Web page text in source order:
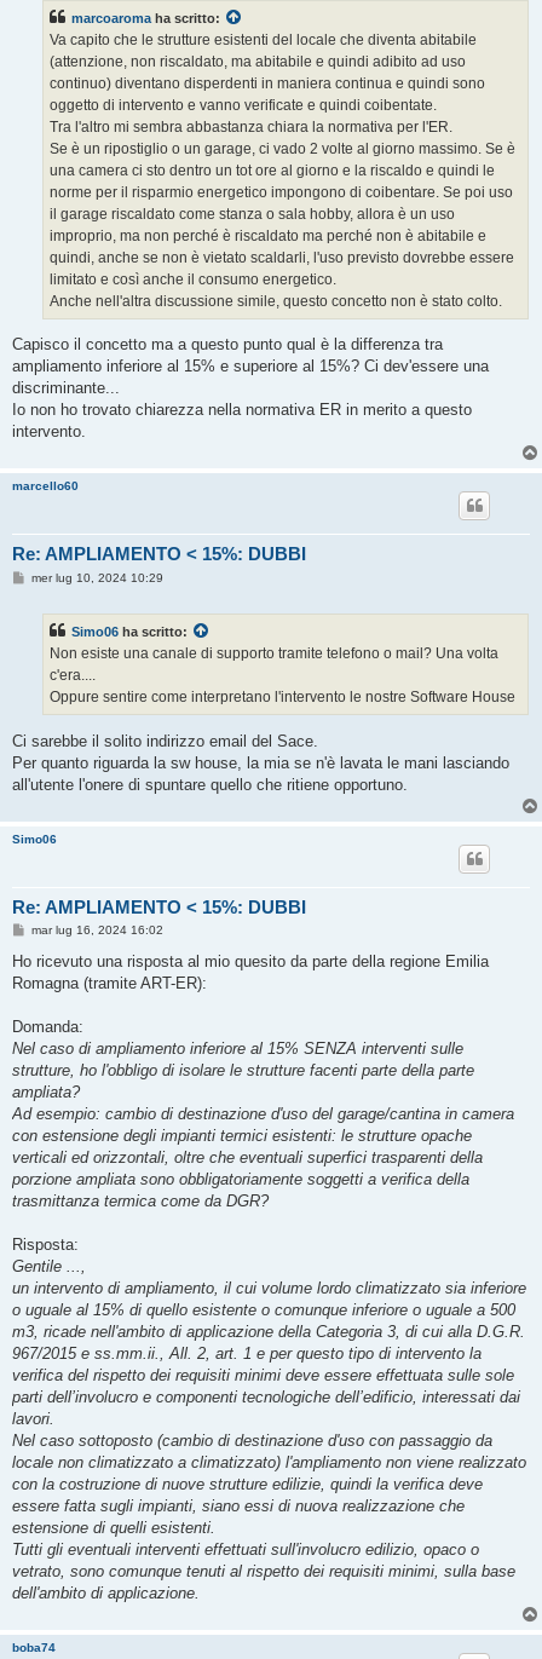
marcoaroma ha scritto:
Va capito che le strutture esistenti del locale che diventa abitabile
(attenzione, non riscaldato, ma abitabile e quindi adibito ad uso
continuo) diventano disperdenti in maniera continua e quindi sono
oggetto di intervento e vanno verificate e quindi coibentate.
Tra l'altro mi sembra abbastanza chiara la normativa per l'ER.
Se è un ripostiglio o un garage, ci vado 2 volte al giorno massimo. Se è
una camera ci sto dentro un tot ore al giorno e la riscaldo e quindi le
norme per il risparmio energetico impongono di coibentare. Se poi uso
il garage riscaldato come stanza o sala hobby, allora è un uso
improprio, ma non perché è riscaldato ma perché non è abitabile e
quindi, anche se non è vietato scaldarli, l'uso previsto dovrebbe essere
limitato e così anche il consumo energetico.
Anche nell'altra discussione simile, questo concetto non è stato colto.
Capisco il concetto ma a questo punto qual è la differenza tra
ampliamento inferiore al 15% e superiore al 15%? Ci dev'essere una
discriminante...
Io non ho trovato chiarezza nella normativa ER in merito a questo
intervento.
marcello60
Re: AMPLIAMENTO < 15%: DUBBI
Mmer lug 10, 2024 10:29
Simo06 ha scritto:
Non esiste una canale di supporto tramite telefono o mail? Una volta
c'era....
Oppure sentire come interpretano l'intervento le nostre Software House
Ci sarebbe il solito indirizzo email del Sace.
Per quanto riguarda la sw house, la mia se n'è lavata le mani lasciando
all'utente l'onere di spuntare quello che ritiene opportuno.
Simo06
Re: AMPLIAMENTO < 15%: DUBBI
M
s
a
i
o
mar lug 16, 2024 16:02
Ho ricevuto una risposta al mio quesito da parte della regione Emilia
Romagna (tramite ART-ER):
Domanda:
Nel caso di ampliamento inferiore al 15% SENZA interventi sulle
strutture, ho l'obbligo di isolare le strutture facenti parte della parte
ampliata?
Ad esempio: cambio di destinazione d'uso del garage/cantina in camera
con estensione degli impianti termici esistenti: le strutture opache
verticali ed orizzontali, oltre che eventuali superfici trasparenti della
porzione ampliata sono obbligatoriamente soggetti a verifica della
trasmittanza termica come da DGR?
Risposta:
Gentile ...,
un intervento di ampliamento, il cui volume lordo climatizzato sia inferiore
o uguale al 15% di quello esistente o comunque inferiore o uguale a 500
m3, ricade nell'ambito di applicazione della Categoria 3, di cui alla D.G.R.
967/2015 e ss.mm.ii., All. 2, art. 1 e per questo tipo di intervento la
verifica del rispetto dei requisiti minimi deve essere effettuata sulle sole
parti dell’involucro e componenti tecnologiche dell’edificio, interessati dai
lavori.
Nel caso sottoposto (cambio di destinazione d'uso con passaggio da
locale non climatizzato a climatizzato) l'ampliamento non viene realizzato
con la costruzione di nuove strutture edilizie, quindi la verifica deve
essere fatta sugli impianti, siano essi di nuova realizzazione che
estensione di quelli esistenti.
Tutti gli eventuali interventi effettuati sull'involucro edilizio, opaco o
vetrato, sono comunque tenuti al rispetto dei requisiti minimi, sulla base
dell'ambito di applicazione.
boba74